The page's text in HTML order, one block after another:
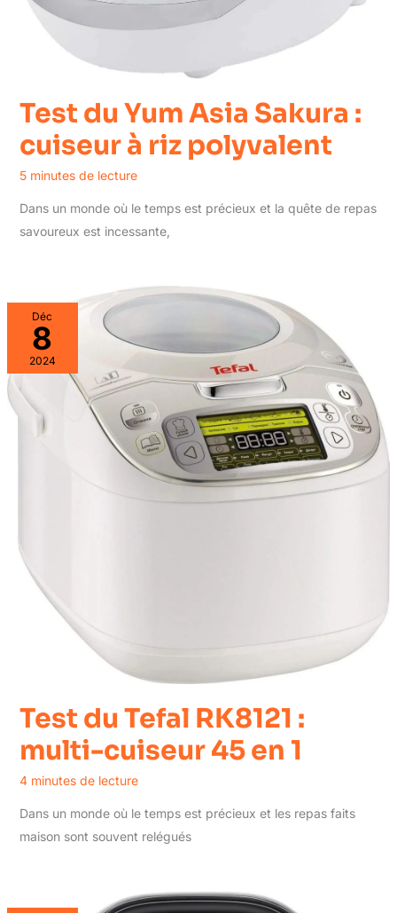
Test du Yum Asia Sakura :
cuiseur à riz polyvalent
5 minutes de lecture
Dans un monde où le temps est précieux et la quête de repas
savoureux est incessante,
Déc
8
2024
Test du Tefal RK8121 :
multi-cuiseur 45 en 1
4 minutes de lecture
Dans un monde où le temps est précieux et les repas faits
maison sont souvent relégués